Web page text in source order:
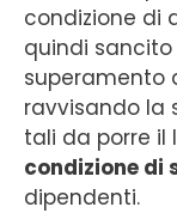
condizione di
quindi
superamento
ravvisando la
tali da porre il
condizione di
dipendenti.